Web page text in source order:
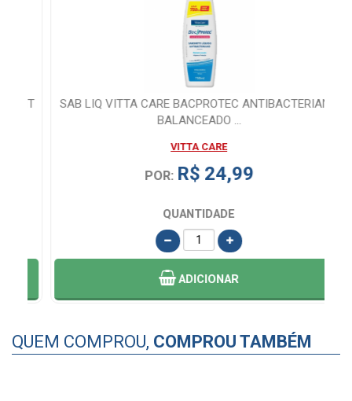
SAB LIQ VITTA CARE BACPROTEC ANTIBACTERIANO
BALANCEADO ...
VITTA CARE
POR:R$ 24,99
QUANTIDADE
ADICIONAR
QUEM COMPROU, COMPROU TAMBÉM